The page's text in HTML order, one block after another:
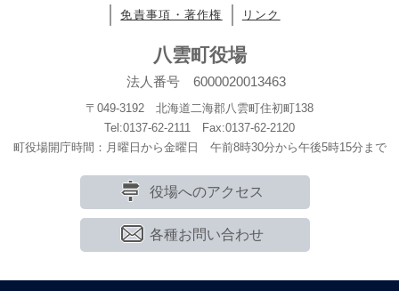
免責事項・著作権 リンク
八雲町役場
法人番号 6000020013463
〒049-3192 北海道二海郡八雲町住初町138
Tel:0137-62-2111 Fax:0137-62-2120
町役場開庁時間：月曜日から金曜日 午前8時30分から午後5時15分まで
役場へのアクセス
各種お問い合わせ